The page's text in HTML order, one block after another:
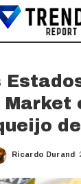
Market
Posted
Ricardo Durand